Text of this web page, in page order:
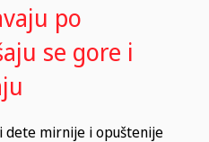
po
se gore i
dete mirnije i opuštenije